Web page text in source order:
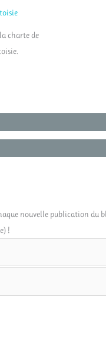
charte de
nouvelle publication du
!